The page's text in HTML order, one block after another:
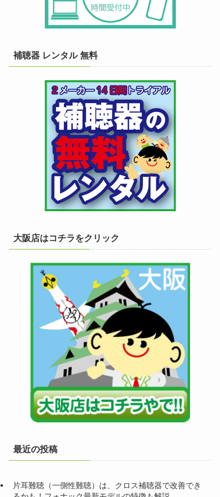
補聴器 レンタル 無料
大阪店はコチラをクリック
最近の投稿
片耳難聴（一側性難聴）は、クロス補聴器で改善でき